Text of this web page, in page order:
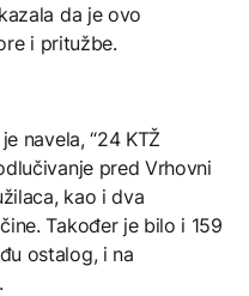
da je ovo
i pritužbe.
navela, “24 KTŽ
pred Vrhovni
kao i dva
Također je bilo i 159
ostalog, i na